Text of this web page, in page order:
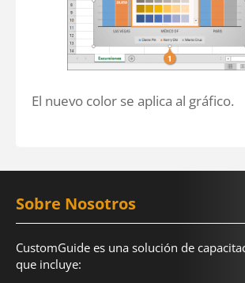
El nuevo color se aplica al gráfico.
Sobre Nosotros
CustomGuide es una solución de
que incluye: